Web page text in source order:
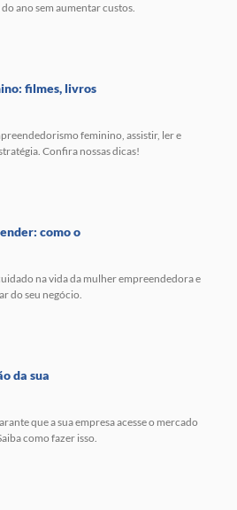
ano sem aumentar custos.
filmes, livros
feminino, assistir, ler e
Confira nossas dicas!
como o
na vida da mulher empreendedora e
do seu negócio.
da sua
que a sua empresa acesse o mercado
como fazer isso.